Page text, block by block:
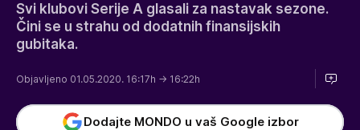
Svi klubovi Serije A glasali za nastavak sezone.
Čini se u strahu od dodatnih finansijskih
gubitaka.
Objavljeno 01.05.2020. 16:17h → 16:22h
Dodajte MONDO u vaš Google izbor